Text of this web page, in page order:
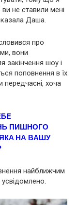
не ставили мені
Даша.
про
вони
закінчення шоу і
поповнення в їх
передчасні, хоча
ПИШНОГО
НА ВAШУ
найближчим
усвідомлено.